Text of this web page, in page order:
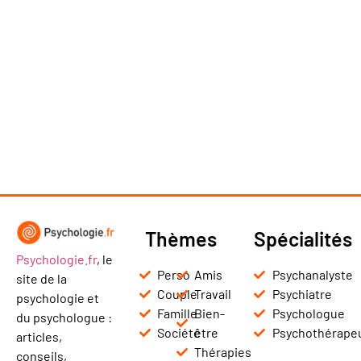
Psychologie.fr, le
site de la
psychologie et
du psychologue :
articles,
conseils,
Thèmes
Perso
Couple
Famille
Société
Amis
Travail
Bien-
être
Thérapies
Spécialités
Psychanalyste
Psychiatre
Psychologue